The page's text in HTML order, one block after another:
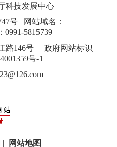
科技发展中心
号 网站域名：
5815739
路146号 政府网站标识
号-1
| 网站地图